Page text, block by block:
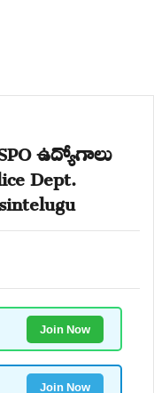
ఉద్యోగాలు
Dept.
Join Now
Join Now